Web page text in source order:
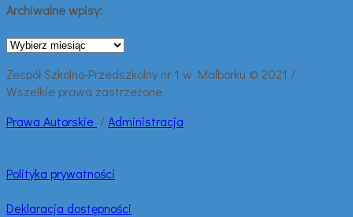
Archiwalne wpisy:
Archiwalne
Zespół Szkolno-Przedszkolny nr 1 w Malborku © 2021 /
Wszelkie prawa zastrzeżone
Prawa Autorskie /Administracja
Polityka prywatności
Deklaracja dostępności